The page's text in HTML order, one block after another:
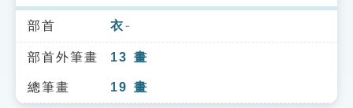
索引選單
知識索引
單字索引
部首 衣 ㄧ
部首外筆畫 13 畫
總筆畫 19 畫